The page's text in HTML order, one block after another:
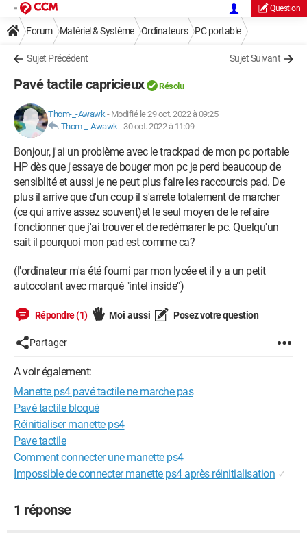
Question
Forum Matériel & Système Ordinateurs PC portable
Sujet Précédent Sujet Suivant
Pavé tactile capricieux Résolu
Thom-_-Awawk- Modifié le 29 oct. 2022 à 09:25
Thom-_-Awawk- 30 oct. 2022 à 11:09
Bonjour, j'ai un problème avec le trackpad de mon pc portable
HP dès que j'essaye de bouger mon pc je perd beaucoup de
sensiblité et aussi je ne peut plus faire les raccourcis pad. De
plus il arrive que d'un coup il s'arrete totalement de marcher
(ce qui arrive assez souvent)et le seul moyen de le refaire
fonctionner que j'ai trouver et de redémarer le pc. Quelqu'un
sait il pourquoi mon pad est comme ca?
(l'ordinateur m'a été fourni par mon lycée et il y a un petit
autocolant avec marqué "intel inside")
Répondre (1) Moi aussi Posez votre question
Partager
A voir également:
Manette ps4 pavé tactile ne marche pas
Pavé tactile bloqué
Réinitialiser manette ps4
Pave tactile
Comment connecter une manette ps4
Impossible de connecter manette ps4 après réinitialisation ✓
1 réponse